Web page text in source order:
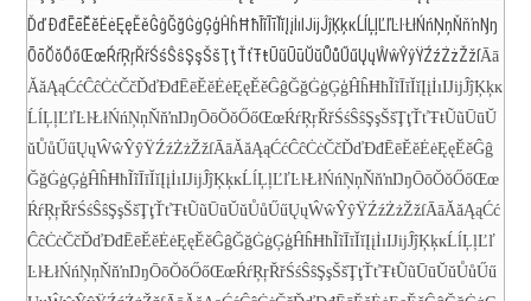
ĎďĐđĒēĔĕĖėĘęĚěĜĝĞğĠġĢģĤĥĦħĨĩĪīĬĭĮįİıĲĳĴĵĶķĸĹĺĻļĽľĿŀŁłŃńŅņŇňŉŊŋ
ŌōŎŏŐőŒœŔŕŖŗŘřŚśŜŝŞşŠšŢţŤťŦŧŨũŪūŬŭŮůŰűŲųŴŵŶŷŸŹźŻżŽžſĀā
ĂăĄąĆćĈĉĊċČčĎďĐđĒēĔĕĖėĘęĚěĜĝĞğĠġĢģĤĥĦħĨĩĪīĬĭĮįİıĲĳĴĵĶķĸ
ĹĺĻļĽľĿŀŁłŃńŅņŇňŉŊŋŌōŎŏŐőŒœŔŕŖŗŘřŚśŜŝŞşŠšŢţŤťŦŧŨũŪūŬ
ŭŮůŰűŲųŴŵŶŷŸŹźŻżŽžſĀāĂăĄąĆćĈĉĊċČčĎďĐđĒēĔĕĖėĘęĚěĜĝ
ĞğĠġĢģĤĥĦħĨĩĪīĬĭĮįİıĲĳĴĵĶķĸĹĺĻļĽľĿŀŁłŃńŅņŇňŉŊŋŌōŎŏŐőŒœ
ŔŕŖŗŘřŚśŜŝŞşŠšŢţŤťŦŧŨũŪūŬŭŮůŰűŲųŴŵŶŷŸŹźŻżŽžſĀāĂăĄąĆć
ĈĉĊċČčĎďĐđĒēĔĕĖėĘęĚěĜĝĞğĠġĢģĤĥĦħĨĩĪīĬĭĮįİıĲĳĴĵĶķĸĹĺĻļĽľ
ĿŀŁłŃńŅņŇňŉŊŋŌōŎŏŐőŒœŔŕŖŗŘřŚśŜŝŞşŠšŢţŤťŦŧŨũŪūŬŭŮůŰű